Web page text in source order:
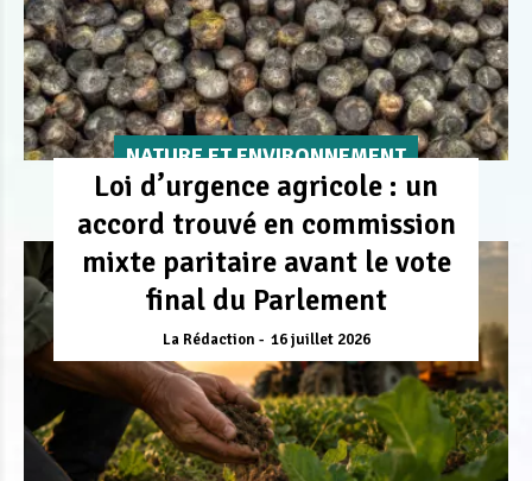
NATURE ET ENVIRONNEMENT
Loi d’urgence agricole : un
accord trouvé en commission
mixte paritaire avant le vote
final du Parlement
La Rédaction 16 juillet 2026